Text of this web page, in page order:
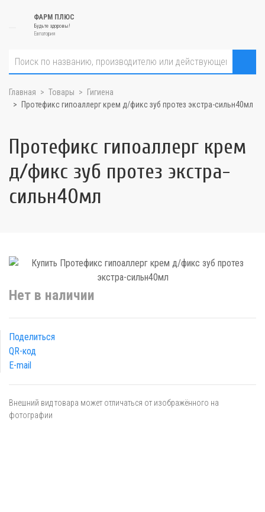
ФАРМ ПЛЮС
Будьте здоровы!
Евпатория
Главная Товары
Гигиена
Протефикс гипоаллерг крем д/фикс зуб протез экстра-сильн40мл
Протефикс гипоаллерг крем
д/фикс зуб протез экстра-
сильн40мл
Нет в наличии
Поделиться
QR-код
E-mail
Внешний вид товара может отличаться от изображённого на
фотографии